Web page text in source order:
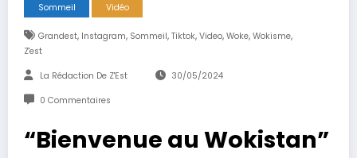
Sommeil Vidéo
Grandest, Instagram, Sommeil, Tiktok, Video, Woke, Wokisme,
Z'est
La Rédaction De Z'Est 30/05/2024
0 Commentaires
“Bienvenue au Wokistan”